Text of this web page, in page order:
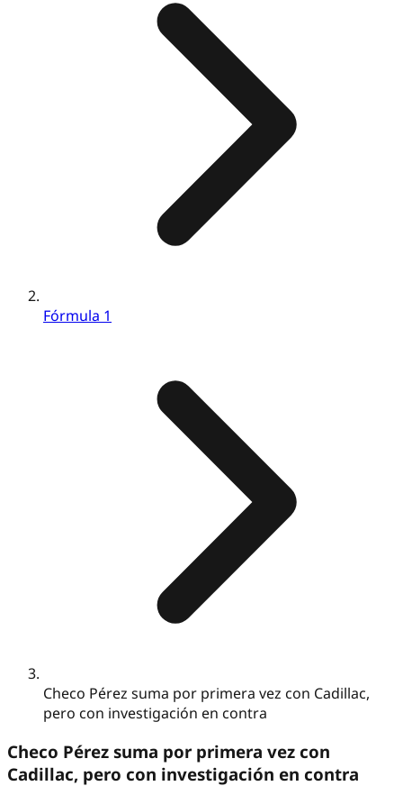
Fórmula 1
Checo Pérez suma por primera vez con Cadillac,
pero con investigación en contra
Checo Pérez suma por primera vez con
Cadillac, pero con investigación en contra